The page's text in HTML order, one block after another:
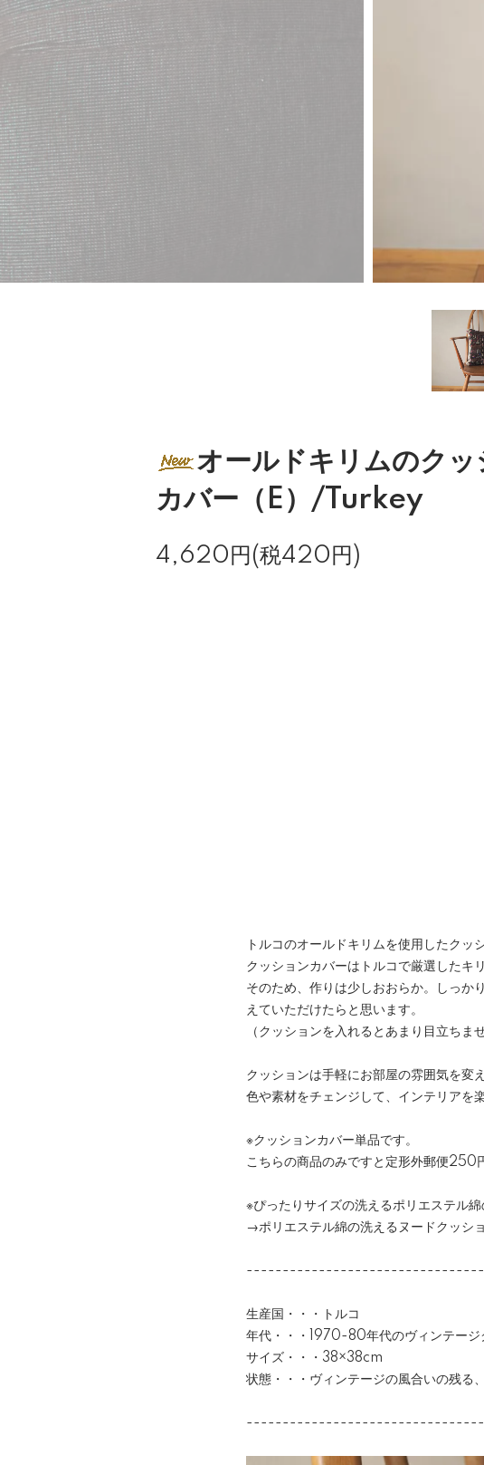
オールドキリムのクッ
カバー（E）/Turkey
4,620円(税420円)
トルコのオールドキリムを使用したクッ
クッションカバーはトルコで厳選したキ
そのため、作りは少しおおらか。しっか
えていただけたらと思います。
（クッションを入れるとあまり目立ちませ
クッションは手軽にお部屋の雰囲気を変
色や素材をチェンジして、インテリアを
※クッションカバー単品です。
こちらの商品のみですと定形外郵便250
※ぴったりサイズの洗えるポリエステル
→ポリエステル綿の洗えるヌードクッシ
生産国・・・トルコ
年代・・・1970-80年代のヴィンテージ
サイズ・・・38×38cm
状態・・・ヴィンテージの風合いの残る